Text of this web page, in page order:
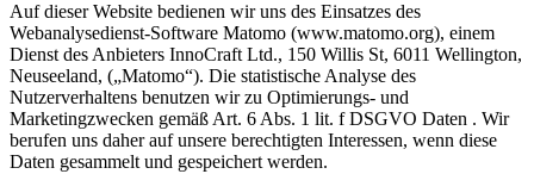
Auf dieser Website bedienen wir uns des Einsatzes des
Webanalysedienst-Software Matomo (www.matomo.org), einem
Dienst des Anbieters InnoCraft Ltd., 150 Willis St, 6011 Wellington,
Neuseeland, („Matomo“). Die statistische Analyse des
Nutzerverhaltens benutzen wir zu Optimierungs- und
Marketingzwecken gemäß Art. 6 Abs. 1 lit. f DSGVO Daten . Wir
berufen uns daher auf unsere berechtigten Interessen, wenn diese
Daten gesammelt und gespeichert werden.